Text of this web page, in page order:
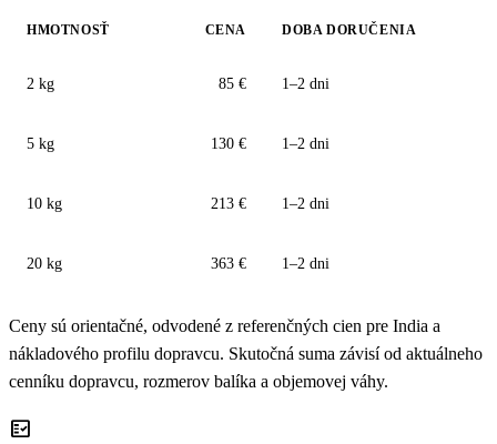
HMOTNOSŤ CENA DOBA DORUČENIA
2 kg 85 € 1–2 dni
5 kg 130 € 1–2 dni
10 kg 213 € 1–2 dni
20 kg 363 € 1–2 dni
Ceny sú orientačné, odvodené z referenčných cien pre India a
nákladového profilu dopravcu. Skutočná suma závisí od aktuálneho
cenníku dopravcu, rozmerov balíka a objemovej váhy.
fact_check